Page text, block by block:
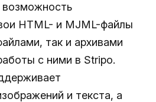
возможность
HTML- и MJML-файлы
так и архивами
с ними в Stripo.
и текста, а